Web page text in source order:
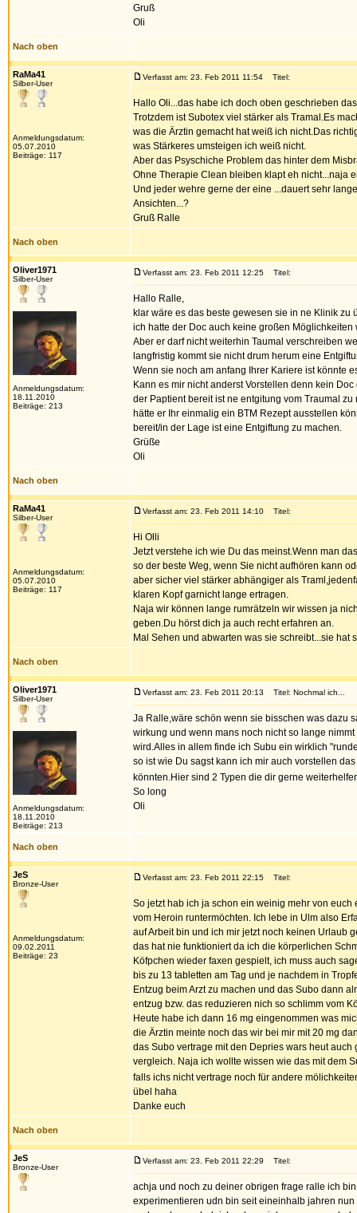
Gruß
Oli
Nach oben
RaMa41
Silber-User
Anmeldungsdatum:
05.07.2010
Beiträge: 117
Verfasst am: 23. Feb 2011 11:54 Titel:
Hallo Oli...das habe ich doch oben geschrieben
Trotzdem ist Subotex viel stärker als Tramal.Es
was die Ärztin gemacht hat weiß ich nicht.Das
was Stärkeres umsteigen ich weiß nicht.
Aber das Psyschiche Problem das hinter dem
Ohne Therapie Clean bleiben klapt eh nicht...naja
Und jeder wehre gerne der eine ...dauert sehr
Ansichten...?
Gruß Ralle
Nach oben
Oliver1971
Silber-User
Anmeldungsdatum:
18.11.2010
Beiträge: 213
Verfasst am: 23. Feb 2011 12:25 Titel:
Hallo Ralle,
klar wäre es das beste gewesen sie in ne Klinik
ich hatte der Doc auch keine großen
Aber er darf nicht weiterhin Taumal verschreiben
langfristig kommt sie nicht drum herum eine
Wenn sie noch am anfang Ihrer Kariere ist könnte
Kann es mir nicht anderst Vorstellen denn kein
der Paptient bereit ist ne entgitung vom Traumal
hätte er Ihr einmalig ein BTM Rezept ausstellen
bereit/in der Lage ist eine Entgiftung zu machen.
Grüße
Oli
Nach oben
RaMa41
Silber-User
Anmeldungsdatum:
05.07.2010
Beiträge: 117
Verfasst am: 23. Feb 2011 14:10 Titel:
Hi Olli
Jetzt verstehe ich wie Du das meinst.Wenn man
so der beste Weg, wenn Sie nicht aufhören kann
aber sicher viel stärker abhängiger als
klaren Kopf garnicht lange ertragen.
Naja wir können lange rumrätzeln wir wissen ja
geben.Du hörst dich ja auch recht erfahren an.
Mal Sehen und abwarten was sie schreibt...sie
Nach oben
Oliver1971
Silber-User
Anmeldungsdatum:
18.11.2010
Beiträge: 213
Verfasst am: 23. Feb 2011 20:13 Titel: Nochmal ich...
Ja Ralle,wäre schön wenn sie bisschen was dazu
wirkung und wenn mans noch nicht so lange
wird.Alles in allem finde ich Subu ein wirklich
so ist wie Du sagst kann ich mir auch vorstellen
könnten.Hier sind 2 Typen die dir gerne
So long
Oli
Nach oben
JeS
Bronze-User
Anmeldungsdatum:
09.02.2011
Beiträge: 23
Verfasst am: 23. Feb 2011 22:15 Titel:
So jetzt hab ich ja schon ein weinig mehr von
vom Heroin runtermöchten. Ich lebe in Ulm also
auf Arbeit bin und ich mir jetzt noch keinen Urlaub
das hat nie funktioniert da ich die körperlichen
Köfpchen wieder faxen gespielt, ich muss auch
bis zu 13 tabletten am Tag und je nachdem in
Entzug beim Arzt zu machen und das Subo dann
entzug bzw. das reduzieren nich so schlimm vom
Heute habe ich dann 16 mg eingenommen was
die Ärztin meinte noch das wir bei mir mit 20 mg
das Subo vertrage mit den Depries wars heut
vergleich. Naja ich wollte wissen wie das mit dem
falls ichs nicht vertrage noch für andere
übel haha
Danke euch
Nach oben
JeS
Bronze-User
Verfasst am: 23. Feb 2011 22:29 Titel:
achja und noch zu deiner obrigen frage ralle ich
experimentieren udn bin seit eineinhalb jahren